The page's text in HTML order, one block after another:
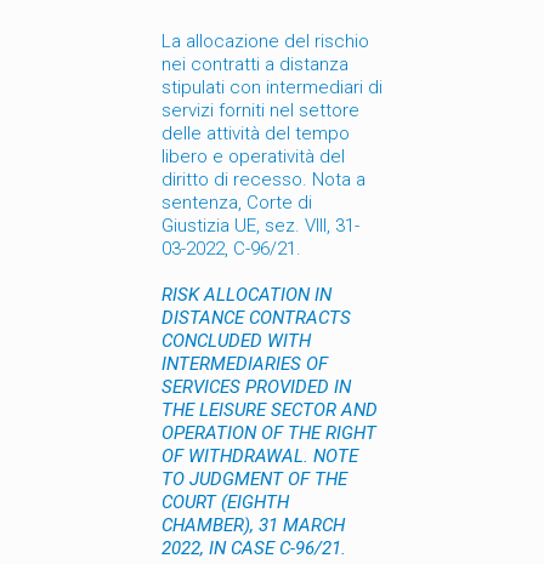
La allocazione del rischio
nei contratti a distanza
stipulati con intermediari di
servizi forniti nel settore
delle attività del tempo
libero e operatività del
diritto di recesso. Nota a
sentenza, Corte di
Giustizia UE, sez. VIII, 31-
03-2022, C-96/21.
RISK ALLOCATION IN
DISTANCE CONTRACTS
CONCLUDED WITH
INTERMEDIARIES OF
SERVICES PROVIDED IN
THE LEISURE SECTOR AND
OPERATION OF THE RIGHT
OF WITHDRAWAL. NOTE
TO JUDGMENT OF THE
COURT (EIGHTH
CHAMBER), 31 MARCH
2022, IN CASE C-96/21.